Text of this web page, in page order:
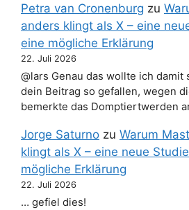
Petra van Cronenburg zu
anders klingt als X – eine
eine mögliche Erklärung
22. Juli 2026
@lars Genau das wollte ich damit
dein Beitrag so gefallen, wegen
bemerkte das Domptiertwerden
Jorge Saturno zu Warum
klingt als X – eine neue
mögliche Erklärung
22. Juli 2026
… gefiel dies!